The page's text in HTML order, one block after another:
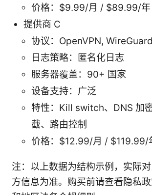
价格：$9.99/月 / $89.99/年
提供商 C
协议：OpenVPN, WireGuard
日志策略：匿名化日志
服务器覆盖：90+ 国家
设备支持：广泛
特性：Kill switch、DNS 加
截、路由控制
价格：$12.99/月 / $119.99/
注：以上数据为结构示例，实际
方信息为准。购买前请查看隐私